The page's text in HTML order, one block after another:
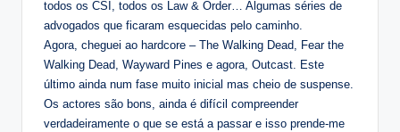
todos os CSI, todos os Law & Order… Algumas séries de
advogados que ficaram esquecidas pelo caminho.
Agora, cheguei ao hardcore – The Walking Dead, Fear the
Walking Dead, Wayward Pines e agora, Outcast. Este
último ainda num fase muito inicial mas cheio de suspense.
Os actores são bons, ainda é difícil compreender
verdadeiramente o que se está a passar e isso prende-me